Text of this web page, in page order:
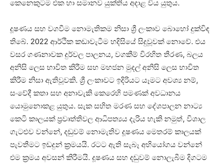
කෙනෙකුටම එක හා සමානව යුක්තිය අදාළ විය යුතුය.
දූෂණය සහ වගවීම නොමැතිකම නිසා ශ්‍රී ලංකාව බොහෝ දුක්විඳ
තිබේ. 2022 ආර්ථික කඩාවැටීම හදිසියේ සිදුවූවක් නොවේ. එය
වසර ගණනාවක දුර්වල පාලනය, වගකීම් විරහිත තීරණ, බලය
අනිසි ලෙස භාවිත කිරීම සහ මහජන මුදල් අනිසි ලෙස භාවිත
කිරීම නිසා ඇතිවූවකි. ශ්‍රී ලංකාවට ඉදිරියට යෑමට අවශ්‍ය නම්,
සංවේදී කතා සහ අනාවැකි කෙරෙහි පමණක් අවධානය
යොමුනොකළ යුතුය. සැක සහිත මරණ සහ දේශපාලන නාට්‍ය
කෙටි කාලයක් ප්‍රවෘත්තිවල ආධිපත්‍යය දැරිය හැකි නමුත්, විශාල
ගැටළුව වන්නේ, දඬුවම් නොමැතිව දූෂණය මෙතරම් කාලයක්
පැවතීමට ඉඩදුන් ක්‍රමයයි. රටට ඇති සැබෑ අභියෝගය වන්නේ
එම ක්‍රමය අවසන් කිරීමයි. දූෂණය සහ දඬුවම් නොලැබීම දිගටම